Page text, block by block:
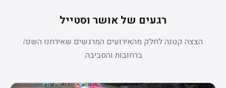
רגעים של אושר וסטייל
הצצה קטנה לחלק מהאירועים המרגשים שאירחנו השנה
ברחובות והסביבה.